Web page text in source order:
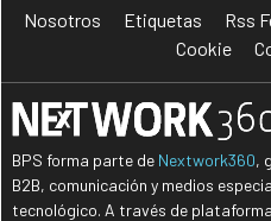
Nosotros Etiquetas Rss
Cookie
BPS forma parte de Nextwork360,
B2B, comunicación y medios
tecnológico. A través de